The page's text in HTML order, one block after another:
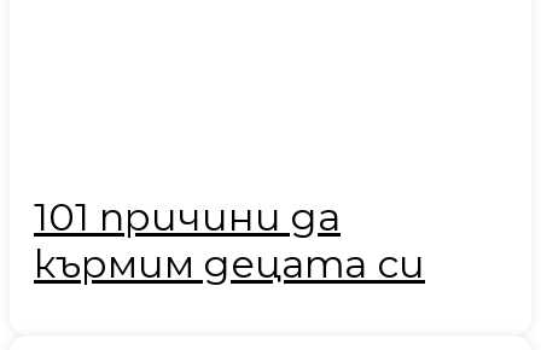
101 причини да
кърмим децата си